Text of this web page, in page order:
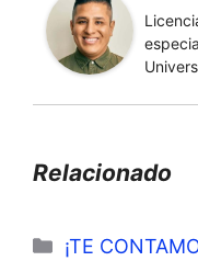
Relacionado
Categorías
¡TE